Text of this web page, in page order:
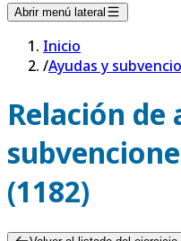
Abrir menú lateral
Inicio
/Ayudas y
Relación de
(1182)